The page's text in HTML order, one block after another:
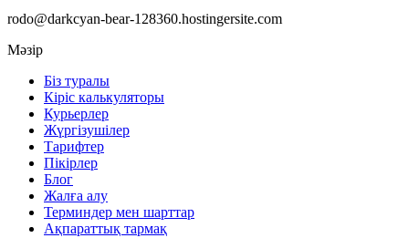
rodo@darkcyan-bear-128360.hostingersite.com
Мәзір
Біз туралы
Кіріс калькуляторы
Курьерлер
Жүргізушілер
Тарифтер
Пікірлер
Блог
Жалға алу
Терминдер мен шарттар
Ақпараттық тармақ